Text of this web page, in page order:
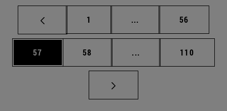
Página
1 ... Páginas intermedias
Página
56
Página
57 Página
58 ... Páginas intermedias
Página
110